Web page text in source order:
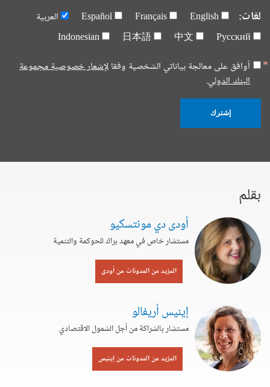
لغات: English
Français
Español
العربية
Русский
中文
日本語
Indonesian
أوافق على معالجة بياناتي الشخصية وفقالإشعار خصوصية مجموعة
البنك الدولي.
إشترك
بقلم
أودى دي مونتسكيو
مستشار خاص في معهد براك للحوكمة والتنمية
المزيد من المدونات من أودى
إينيس أريفالو
مستشار بالشراكة من أجل الشمول الاقتصادي
المزيد من المدونات من إينيس